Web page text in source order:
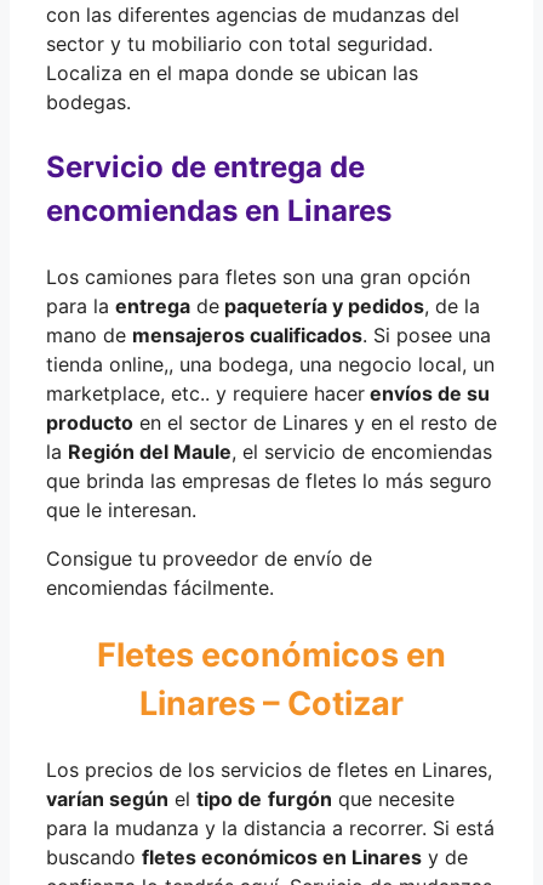
con las diferentes agencias de mudanzas del
sector y tu mobiliario con total seguridad.
Localiza en el mapa donde se ubican las
bodegas.
Servicio de entrega de
encomiendas en Linares
Los camiones para fletes son una gran opción
para la entrega de paquetería y pedidos, de la
mano de mensajeros cualificados. Si posee una
tienda online,, una bodega, una negocio local, un
marketplace, etc.. y requiere hacer envíos de su
producto en el sector de Linares y en el resto de
la Región del Maule, el servicio de encomiendas
que brinda las empresas de fletes lo más seguro
que le interesan.
Consigue tu proveedor de envío de
encomiendas fácilmente.
Fletes económicos en
Linares – Cotizar
Los precios de los servicios de fletes en Linares,
varían según el tipo de furgón que necesite
para la mudanza y la distancia a recorrer. Si está
buscando fletes económicos en Linares y de